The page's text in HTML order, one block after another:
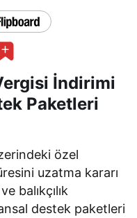
İndirimi
Paketleri
özel
uzatma kararı
balıkçılık
destek paketleri